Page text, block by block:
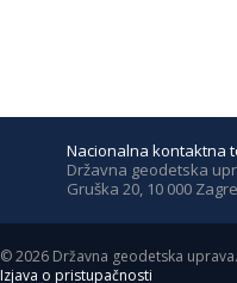
Nacionalna kontaktna
Državna geodetska
Gruška 20, 10 000
©2026 Državna geodetska
Izjava o pristupačnosti